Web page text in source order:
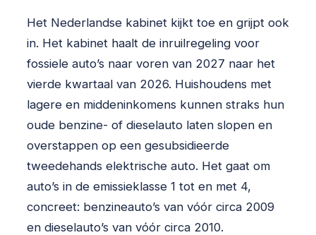
Het Nederlandse kabinet kijkt toe en grijpt ook
in. Het kabinet haalt de inruilregeling voor
fossiele auto’s naar voren van 2027 naar het
vierde kwartaal van 2026. Huishoudens met
lagere en middeninkomens kunnen straks hun
oude benzine- of dieselauto laten slopen en
overstappen op een gesubsidieerde
tweedehands elektrische auto. Het gaat om
auto’s in de emissieklasse 1 tot en met 4,
concreet: benzineauto’s van vóór circa 2009
en dieselauto’s van vóór circa 2010.